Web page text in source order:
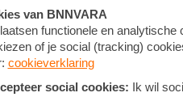
Algemene voorwaarden